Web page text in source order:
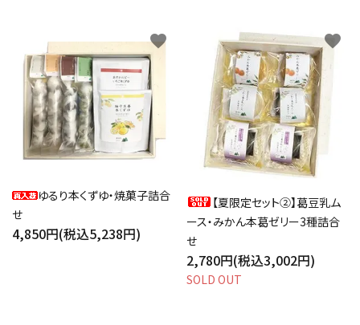
ゆるり本くずゆ・焼菓子詰合
せ
4,850円(税込5,238円)
favorite
【夏限定セット②】葛豆乳ム
ース・みかん本葛ゼリー3種詰合
せ
2,780円(税込3,002円)
SOLD OUT
favorite